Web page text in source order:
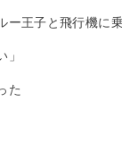
ー王子と飛行機に乗
た